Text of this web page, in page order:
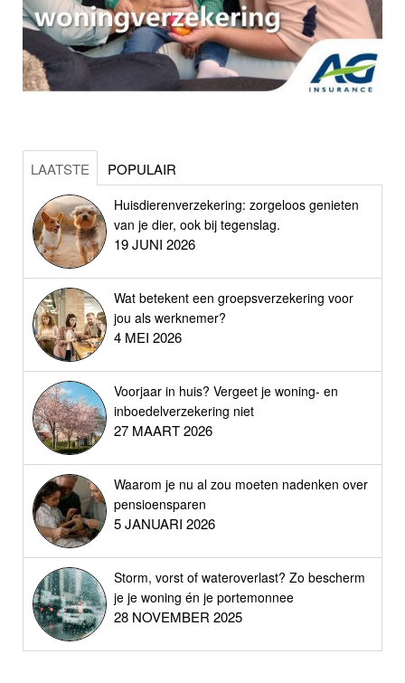
LAATSTE POPULAIR
Huisdierenverzekering: zorgeloos genieten
van je dier, ook bij tegenslag.
19 JUNI 2026
Wat betekent een groepsverzekering voor
jou als werknemer?
4 MEI 2026
Voorjaar in huis? Vergeet je woning- en
inboedelverzekering niet
27 MAART 2026
Waarom je nu al zou moeten nadenken over
pensioensparen
5 JANUARI 2026
Storm, vorst of wateroverlast? Zo bescherm
je je woning én je portemonnee
28 NOVEMBER 2025